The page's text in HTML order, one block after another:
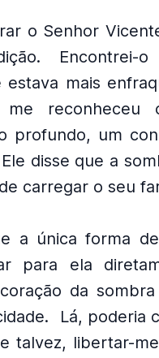
o Senhor
Encontrei-
estava mais
me reconheceu
profundo, um
Ele disse que a
carregar o seu
a única forma
para ela
da
Lá, poderia
talvez, libertar-